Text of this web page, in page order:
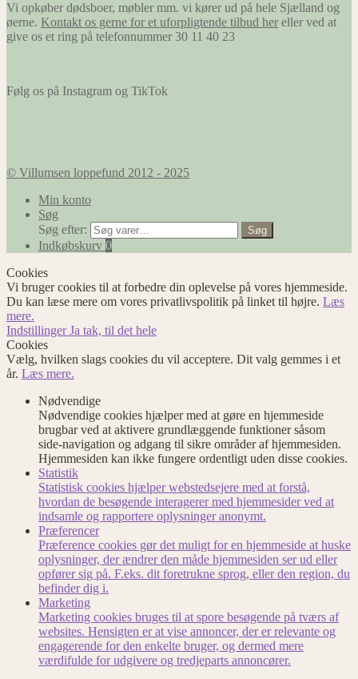
Vi opkøber dødsboer, møbler mm. vi kører ud på hele Sjælland og
øerne. Kontakt os gerne for et uforpligtende tilbud her eller ved at
give os et ring på telefonnummer 30 11 40 23
Følg os på Instagram og TikTok
© Villumsen loppefund 2012 - 2025
Min konto
Søg
Søg efter:
Søg
Indkøbskurv 0
Cookies
Vi bruger cookies til at forbedre din oplevelse på vores hjemmeside.
Du kan læse mere om vores privatlivspolitik på linket til højre. Læs
mere.
IndstillingerJa tak, til det hele
Cookies
Vælg, hvilken slags cookies du vil acceptere. Dit valg gemmes i et
år. Læs mere.
Nødvendige
Nødvendige cookies hjælper med at gøre en hjemmeside
brugbar ved at aktivere grundlæggende funktioner såsom
side-navigation og adgang til sikre områder af hjemmesiden.
Hjemmesiden kan ikke fungere ordentligt uden disse cookies.
Statistik
Statistisk cookies hjælper webstedsejere med at forstå,
hvordan de besøgende interagerer med hjemmesider ved at
indsamle og rapportere oplysninger anonymt.
Præferencer
Præference cookies gør det muligt for en hjemmeside at huske
oplysninger, der ændrer den måde hjemmesiden ser ud eller
opfører sig på. F.eks. dit foretrukne sprog, eller den region, du
befinder dig i.
Marketing
Marketing cookies bruges til at spore besøgende på tværs af
websites. Hensigten er at vise annoncer, der er relevante og
engagerende for den enkelte bruger, og dermed mere
værdifulde for udgivere og tredjeparts annoncører.